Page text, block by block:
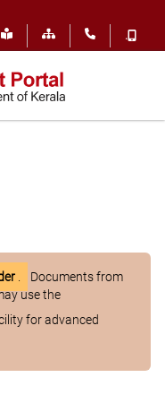
.
Documents from
use the
for advanced